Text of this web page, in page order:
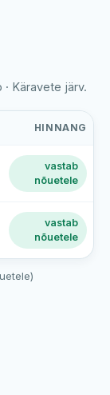
Käravete järv.
HINNANG
vastab
nõuetele
vastab
nõuetele